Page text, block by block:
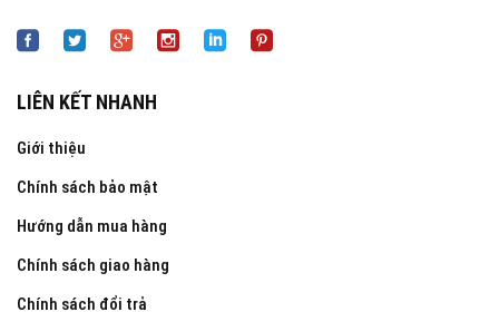
LIÊN KẾT NHANH
Giới thiệu
Chính sách bảo mật
Hướng dẫn mua hàng
Chính sách giao hàng
Chính sách đổi trả